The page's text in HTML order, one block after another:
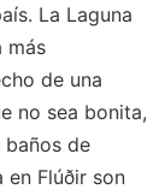
La Laguna
más
de una
no sea bonita,
baños de
en Flúðir son